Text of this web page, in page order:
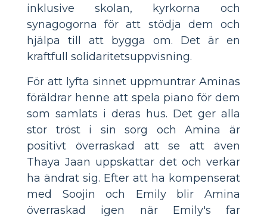
inklusive skolan, kyrkorna och
synagogorna för att stödja dem och
hjälpa till att bygga om. Det är en
kraftfull solidaritetsuppvisning.
För att lyfta sinnet uppmuntrar Aminas
föräldrar henne att spela piano för dem
som samlats i deras hus. Det ger alla
stor tröst i sin sorg och Amina är
positivt överraskad att se att även
Thaya Jaan uppskattar det och verkar
ha ändrat sig. Efter att ha kompenserat
med Soojin och Emily blir Amina
överraskad igen när Emily's far